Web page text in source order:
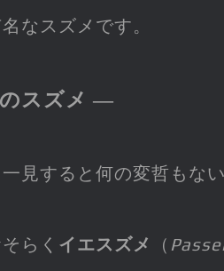
なスズメです。
スズメ ―
見すると何の変哲もな
らく イエスズメ （